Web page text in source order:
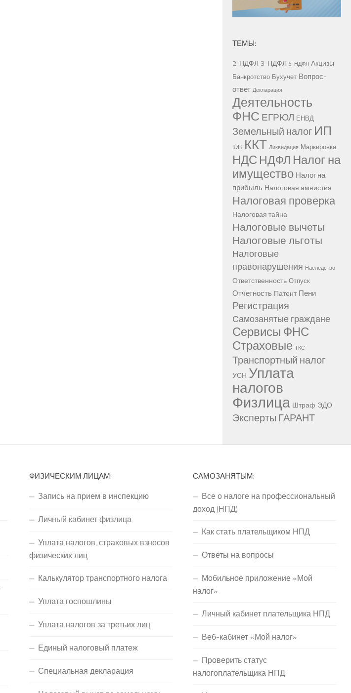
ТЕМЫ:
2-НДФЛ 3-НДФЛ 6-НДФЛ Акцизы
Банкротство Бухучет Вопрос-
ответ Декларация
Деятельность
ФНС ЕГРЮЛ ЕНВД
Земельный налог ИП
КИК ККТ Ликвидация Маркировка
НДС НДФЛ Налог на
имущество Налог на
прибыль Налоговая амнистия
Налоговая проверка
Налоговая тайна
Налоговые вычеты
Налоговые льготы
Налоговые
правонарушения Наследство
Ответственность Отпуск
Отчетность Патент Пени
Регистрация
Самозанятые граждане
Сервисы ФНС
Страховые ТКС
Транспортный налог
УСН Уплата
налогов
Физлица Штраф ЭДО
Эксперты ГАРАНТ
ФИЗИЧЕСКИМ ЛИЦАМ:
Запись на прием в инспекцию
Личный кабинет физлица
Уплата налогов, страховых взносов
физических лиц
Калькулятор транспортного налога
Уплата госпошлины
Уплата налогов за третьих лиц
Единый налоговый платеж
Специальная декларация
САМОЗАНЯТЫМ:
Все о налоге на профессиональный
доход (НПД)
Как стать плательщиком НПД
Ответы на вопросы
Мобильное приложение «Мой
налог»
Личный кабинет плательщика НПД
Веб-кабинет «Мой налог»
Проверить статус
налогоплательщика НПД